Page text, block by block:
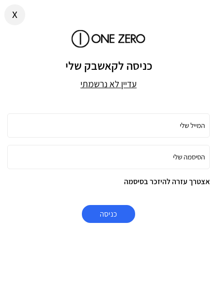
x
כניסה לקאשבק שלי
עדיין לא נרשמתי
המייל שלי
הסיסמה שלי
אצטרך עזרה להיזכר בסיסמה
כניסה